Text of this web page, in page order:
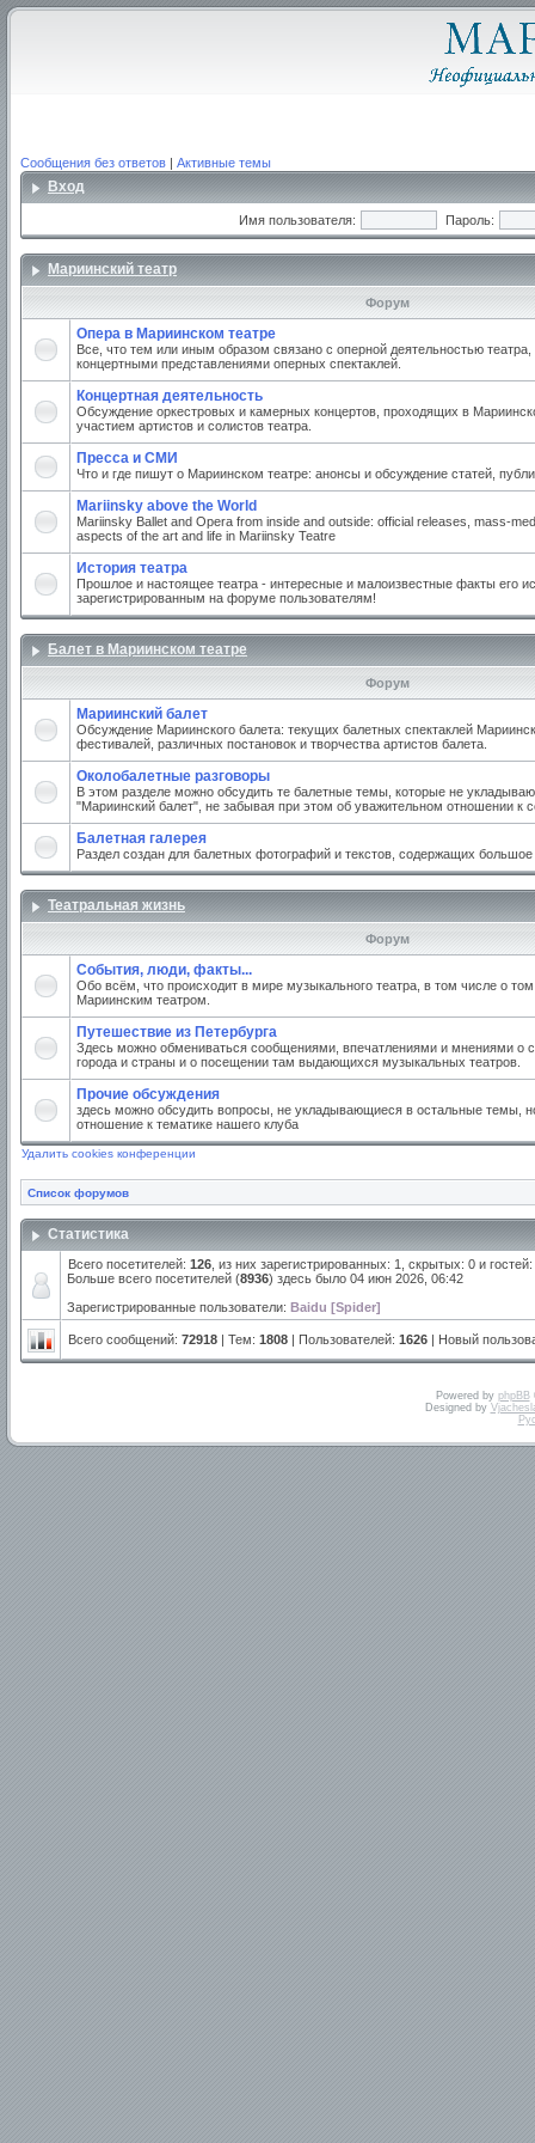
Сообщения без ответов | Активные темы
Вход
Имя пользователя: Пароль:
Мариинский театр
Форум
Опера в Мариинском театре
Все, что тем или иным образом связано с оперной деятельностью
концертными представлениями оперных спектаклей.
Концертная деятельность
Обсуждение оркестровых и камерных концертов, проходящих в
участием артистов и солистов театра.
Пресса и СМИ
Что и где пишут о Мариинском театре: анонсы и обсуждение статей,
Mariinsky above the World
Mariinsky Ballet and Opera from inside and outside: official releases, mass-
aspects of the art and life in Mariinsky Teatre
История театра
Прошлое и настоящее театра - интересные и малоизвестные факты его
зарегистрированным на форуме пользователям!
Балет в Мариинском театре
Форум
Мариинский балет
Обсуждение Мариинского балета: текущих балетных спектаклей
фестивалей, различных постановок и творчества артистов балета.
Околобалетные разговоры
В этом разделе можно обсудить те балетные темы, которые не
"Мариинский балет", не забывая при этом об уважительном отношении к
Балетная галерея
Раздел создан для балетных фотографий и текстов, содержащих
Театральная жизнь
Форум
События, люди, факты...
Обо всём, что происходит в мире музыкального театра, в том числе о
Мариинским театром.
Путешествие из Петербурга
Здесь можно обмениваться сообщениями, впечатлениями и мнениями о
города и страны и о посещении там выдающихся музыкальных театров.
Прочие обсуждения
здесь можно обсудить вопросы, не укладывающиеся в остальные темы,
отношение к тематике нашего клуба
Удалить cookies конференции
Список форумов
Статистика
Всего посетителей: 126 , из них зарегистрированных: 1, скрытых: 0 и
Больше всего посетителей (8936) здесь было 04 июн 2026, 06:42
Зарегистрированные пользователи: Baidu [Spider]
Всего сообщений: 72918 | Тем: 1808 | Пользователей: 1626 | Новый
Powered by phpBB
Designed by